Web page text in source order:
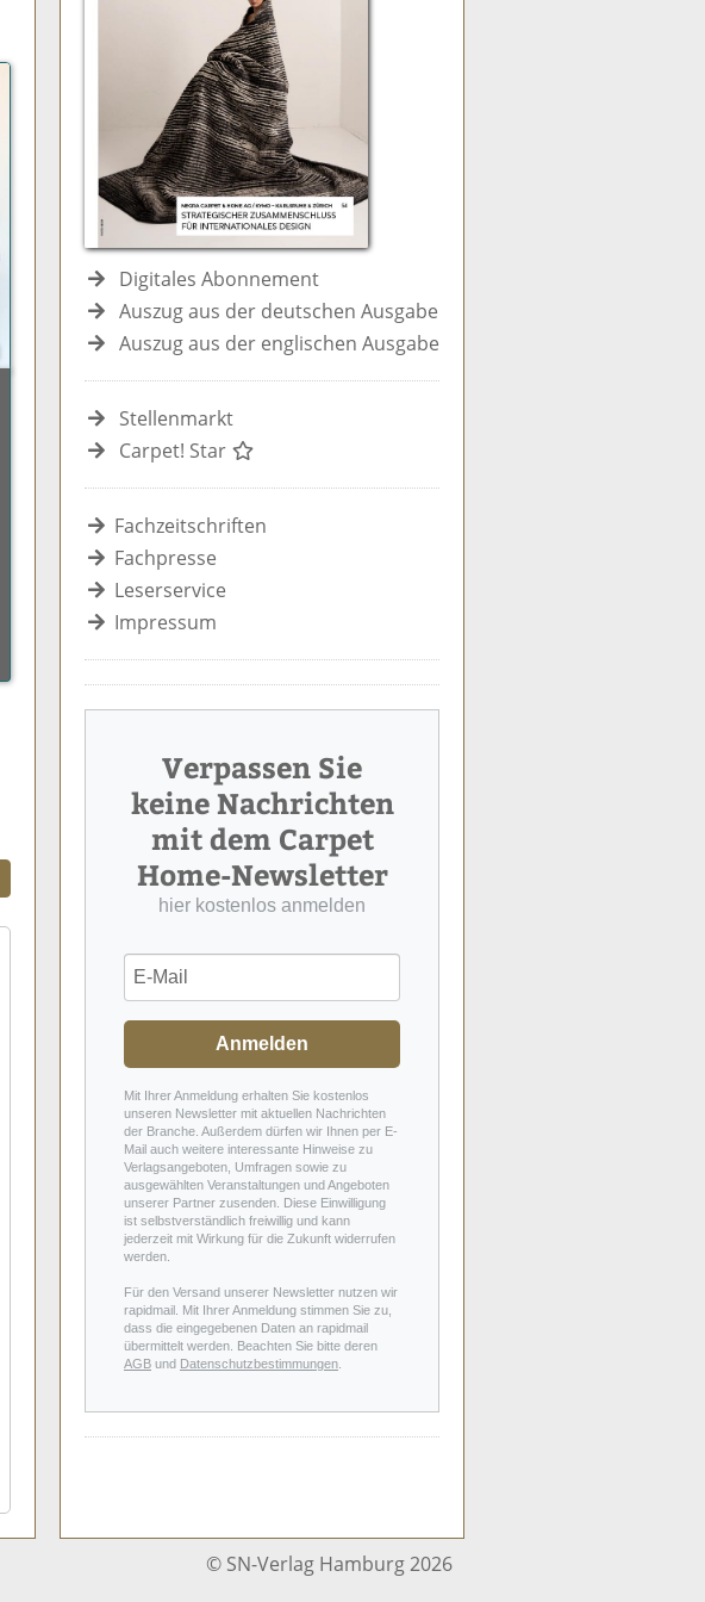
Digitales Abonnement
Auszug aus der deutschen Ausgabe
Auszug aus der englischen Ausgabe
Stellenmarkt
Carpet! Star
Fachzeitschriften
Fachpresse
Leserservice
Impressum
Verpassen Sie
keine Nachrichten
mit dem Carpet
Home-Newsletter
hier kostenlos anmelden
Anmelden
Mit Ihrer Anmeldung erhalten Sie kostenlos
unseren Newsletter mit aktuellen Nachrichten
der Branche. Außerdem dürfen wir Ihnen per E-
Mail auch weitere interessante Hinweise zu
Verlagsangeboten, Umfragen sowie zu
ausgewählten Veranstaltungen und Angeboten
unserer Partner zusenden. Diese Einwilligung
ist selbstverständlich freiwillig und kann
jederzeit mit Wirkung für die Zukunft widerrufen
werden.
Für den Versand unserer Newsletter nutzen wir
rapidmail. Mit Ihrer Anmeldung stimmen Sie zu,
dass die eingegebenen Daten an rapidmail
übermittelt werden. Beachten Sie bitte deren
AGB und Datenschutzbestimmungen
© SN-Verlag Hamburg 2026